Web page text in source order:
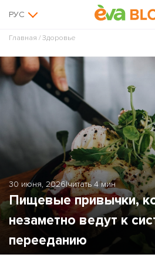
РУС
Главная / Здоровье
30 июня, 2026|читать 4 мин
Пищевые привычки,
незаметно ведут к
перееданию